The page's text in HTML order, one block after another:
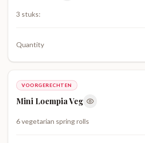
3 stuks:
Quantity
VOORGERECHTEN
Mini Loempia Veg
6 vegetarian spring rolls